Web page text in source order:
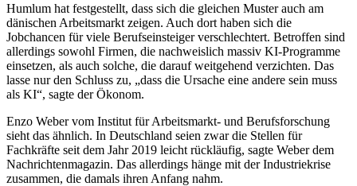
Humlum hat festgestellt, dass sich die gleichen Muster auch am
dänischen Arbeitsmarkt zeigen. Auch dort haben sich die
Jobchancen für viele Berufseinsteiger verschlechtert. Betroffen sind
allerdings sowohl Firmen, die nachweislich massiv KI-Programme
einsetzen, als auch solche, die darauf weitgehend verzichten. Das
lasse nur den Schluss zu, „dass die Ursache eine andere sein muss
als KI“, sagte der Ökonom.
Enzo Weber vom Institut für Arbeitsmarkt- und Berufsforschung
sieht das ähnlich. In Deutschland seien zwar die Stellen für
Fachkräfte seit dem Jahr 2019 leicht rückläufig, sagte Weber dem
Nachrichtenmagazin. Das allerdings hänge mit der Industriekrise
zusammen, die damals ihren Anfang nahm.